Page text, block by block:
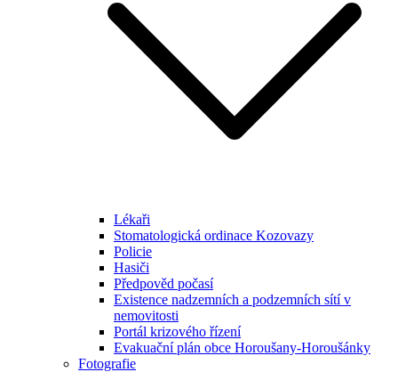
Lékaři
Stomatologická ordinace Kozovazy
Policie
Hasiči
Předpověd počasí
Existence nadzemních a podzemních sítí v
nemovitosti
Portál krizového řízení
Evakuační plán obce Horoušany-Horoušánky
Fotografie